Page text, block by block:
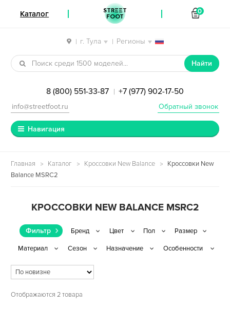
| г. Тула | Регионы
Перейти к навигации
Перейти к содержимому
Найти
8 (800) 551-33-87 | +7 (977) 902-17-50
Обратный звонок
info@streetfoot.ru
Навигация
Главная Каталог Кроссовки New Balance
Кроссовки New
Balance MSRC2
КРОССОВКИ NEW BALANCE MSRC2
Фильтр
Отображаются 2 товара
Каталог STREET
FOOT
0